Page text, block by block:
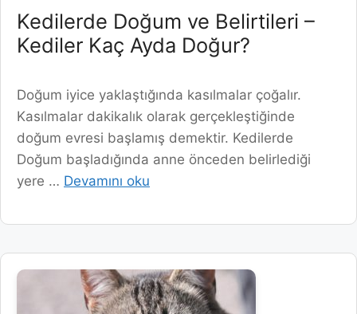
Kedilerde Doğum ve Belirtileri –
Kediler Kaç Ayda Doğur?
Doğum iyice yaklaştığında kasılmalar çoğalır.
Kasılmalar dakikalık olarak gerçekleştiğinde
doğum evresi başlamış demektir. Kedilerde
Doğum başladığında anne önceden belirlediği
yere … Devamını oku